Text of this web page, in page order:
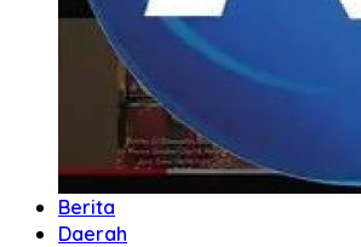
Berita
Daerah